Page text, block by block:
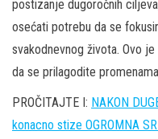
postizanje dugoročnih
osećati potrebu da se
svakodnevnog života. Ovo
da se prilagodite
PROČITAJTE I: NAKON
konacno stize OGROMNA